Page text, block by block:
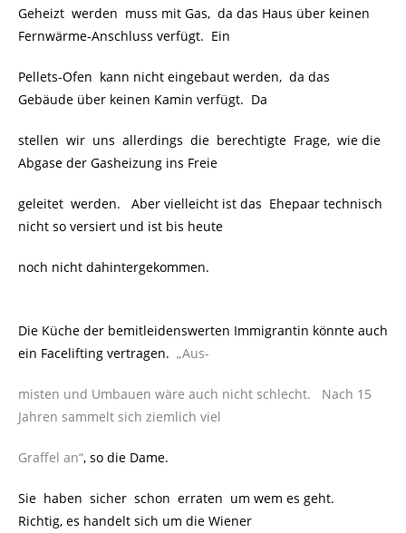
Geheizt werden muss mit Gas, da das Haus über keinen
Fernwärme-Anschluss verfügt. Ein
Pellets-Ofen kann nicht eingebaut werden, da das
Gebäude über keinen Kamin verfügt. Da
stellen wir uns allerdings die berechtigte Frage, wie die
Abgase der Gasheizung ins Freie
geleitet werden. Aber vielleicht ist das Ehepaar technisch
nicht so versiert und ist bis heute
noch nicht dahintergekommen.
Die Küche der bemitleidenswerten Immigrantin könnte auch
ein Facelifting vertragen. „Aus-
misten und Umbauen wäre auch nicht schlecht. Nach 15
Jahren sammelt sich ziemlich viel
Graffel an“, so die Dame.
Sie haben sicher schon erraten um wem es geht.
Richtig, es handelt sich um die Wiener